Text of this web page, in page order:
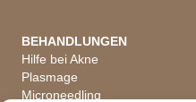
BEHANDLUNGEN
Hilfe bei Akne
Plasmage
Microneedling